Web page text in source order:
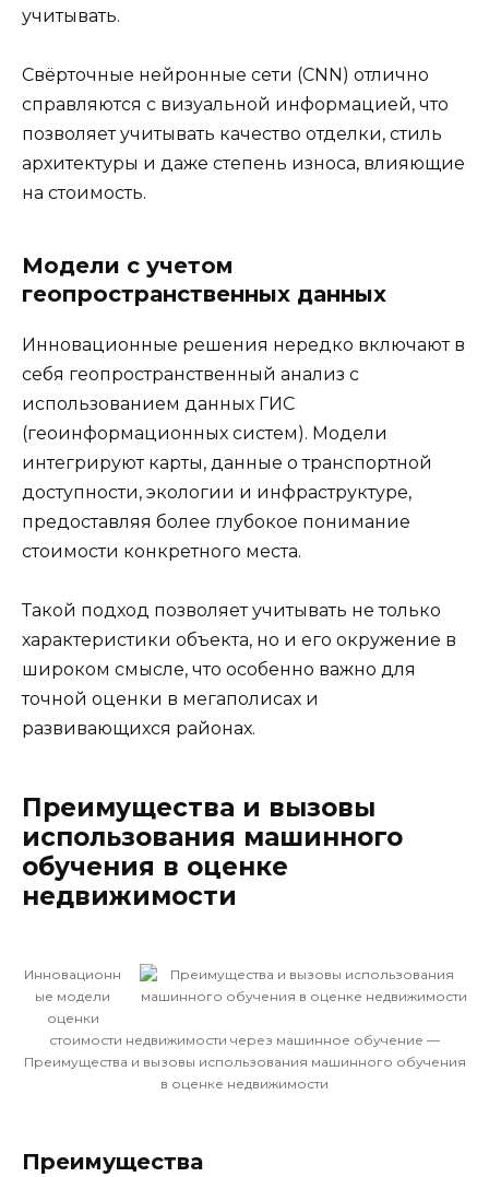
учитывать.
Свёрточные нейронные сети (CNN) отлично
справляются с визуальной информацией, что
позволяет учитывать качество отделки, стиль
архитектуры и даже степень износа, влияющие
на стоимость.
Модели с учетом
геопространственных данных
Инновационные решения нередко включают в
себя геопространственный анализ с
использованием данных ГИС
(геоинформационных систем). Модели
интегрируют карты, данные о транспортной
доступности, экологии и инфраструктуре,
предоставляя более глубокое понимание
стоимости конкретного места.
Такой подход позволяет учитывать не только
характеристики объекта, но и его окружение в
широком смысле, что особенно важно для
точной оценки в мегаполисах и
развивающихся районах.
Преимущества и вызовы
использования машинного
обучения в оценке
недвижимости
Инновационн
ые модели
оценки
стоимости недвижимости через машинное обучение —
Преимущества и вызовы использования машинного обучения
в оценке недвижимости
Преимущества